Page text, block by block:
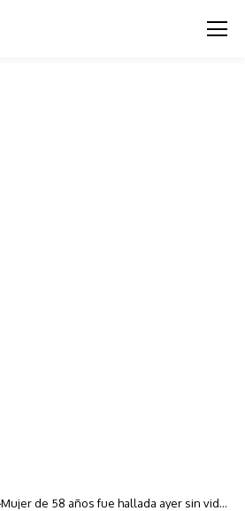
Mujer de 58 años fue hallada ayer sin vida